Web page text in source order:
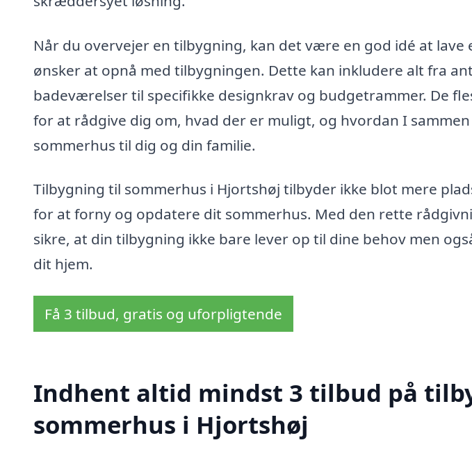
Når du overvejer en tilbygning, kan det være en god idé at lave
ønsker at opnå med tilbygningen. Dette kan inkludere alt fra
badeværelser til specifikke designkrav og budgetrammer. De
for at rådgive dig om, hvad der er muligt, og hvordan I
sommerhus til dig og din familie.
Tilbygning til sommerhus i Hjortshøj tilbyder ikke blot mere
for at forny og opdatere dit sommerhus. Med den rette
sikre, at din tilbygning ikke bare lever op til dine behov men
dit hjem.
Få 3 tilbud, gratis og uforpligtende
Indhent altid mindst 3 tilbud på
sommerhus i Hjortshøj